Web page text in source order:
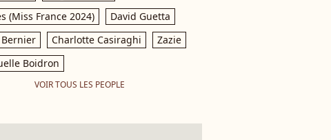
(Miss France 2024)
David Guetta
Charlotte Casiraghi
Zazie
Boidron
VOIR TOUS LES PEOPLE